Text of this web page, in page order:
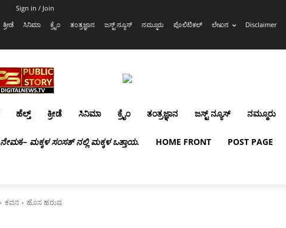
Sign in / Join
ಕ್ರೀಡೆ ಸಿನಿಮಾ ಕ್ರೈಂ ತಂತ್ರಜ್ಞಾನ ಜಸ್ಟ್ ನ್ಯೂಸ್ ನಮ್ಮೂರು ಪೊಲಿಟಿಕಲ್ ಲೇಖನ Disclaimer
ಹೆಲ್ತ್ ಕ್ರೀಡೆ ಸಿನಿಮಾ ಕ್ರೈಂ ತಂತ್ರಜ್ಞಾನ ಜಸ್ಟ್ ನ್ಯೂಸ್ ನಮ್ಮೂರು
ನೇಮಕ– ಮಕ್ಕಳ ಸಂಸತ್ ನಲ್ಲಿ ಮಕ್ಕಳ ಒತ್ತಾಯ. HOME FRONT POST PAGE
ಕವನ ಹೊಸ ಹರುಷ